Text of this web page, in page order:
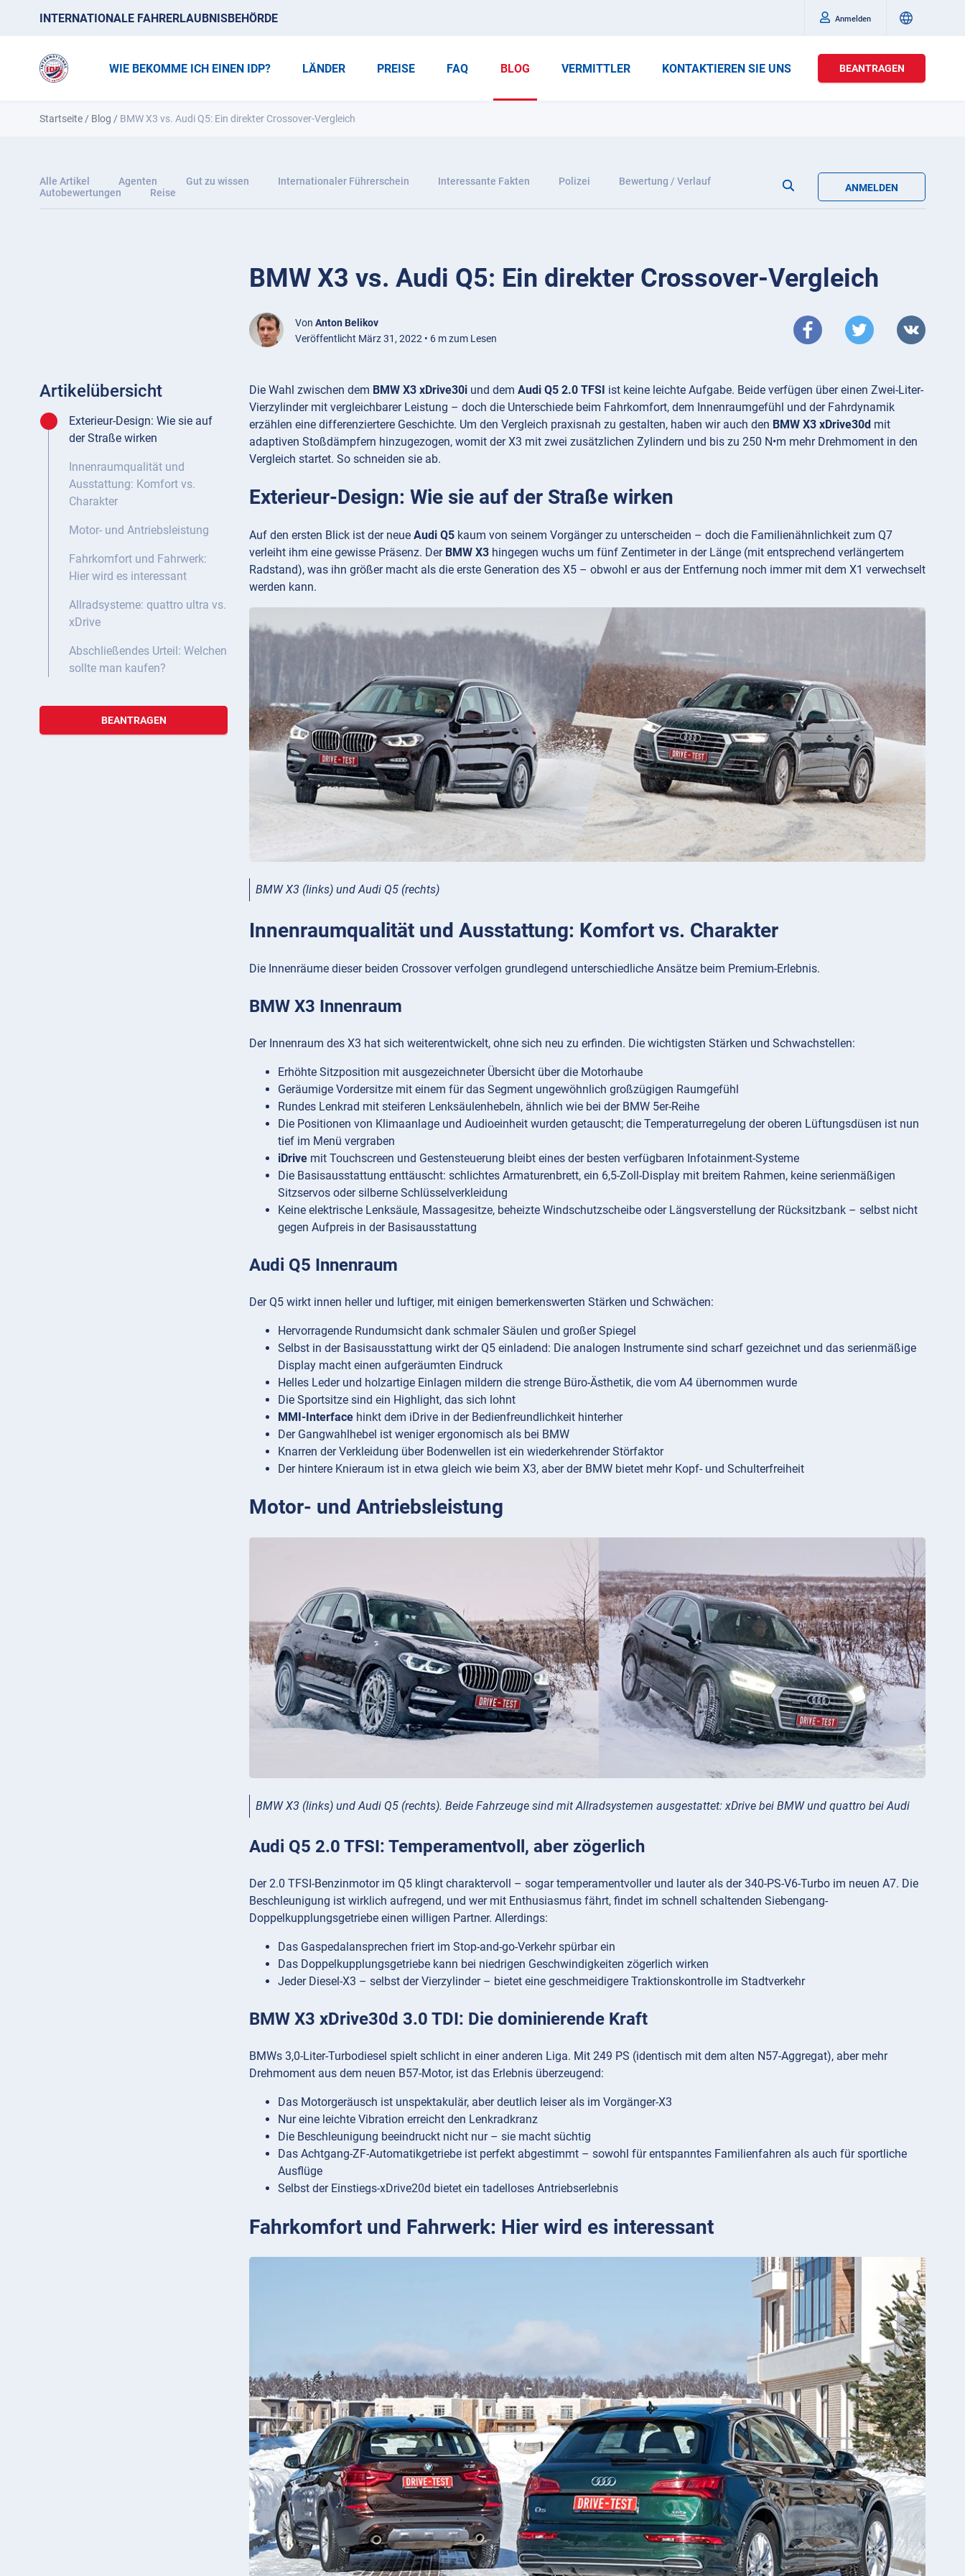
INTERNATIONALE FAHRERLAUBNISBEHÖRDE Anmelden
WIE BEKOMME ICH EINEN IDP? LÄNDER PREISE FAQ BLOG VERMITTLER KONTAKTIEREN SIE UNS BEANTRAGEN
Startseite / Blog / BMW X3 vs. Audi Q5: Ein direkter Crossover-Vergleich
Alle Artikel Agenten Gut zu wissen Internationaler Führerschein Interessante Fakten Polizei
Bewertung / Verlauf
Autobewertungen
Reise ANMELDEN
BMW X3 vs. Audi Q5: Ein direkter Crossover-Vergleich
Von Anton Belikov
Veröffentlicht März 31, 2022 • 6 m zum Lesen
Artikelübersicht
Exterieur-Design: Wie sie auf
der Straße wirken
Innenraumqualität und
Ausstattung: Komfort vs.
Charakter
Motor- und Antriebsleistung
Fahrkomfort und Fahrwerk:
Hier wird es interessant
Allradsysteme: quattro ultra vs.
xDrive
Abschließendes Urteil: Welchen
sollte man kaufen?
BEANTRAGEN
Die Wahl zwischen dem BMW X3 xDrive30i und dem Audi Q5 2.0 TFSI ist keine leichte Aufgabe. Beide verfügen über einen Zwei-Liter-
Vierzylinder mit vergleichbarer Leistung – doch die Unterschiede beim Fahrkomfort, dem Innenraumgefühl und der Fahrdynamik
erzählen eine differenziertere Geschichte. Um den Vergleich praxisnah zu gestalten, haben wir auch den BMW X3 xDrive30d mit
adaptiven Stoßdämpfern hinzugezogen, womit der X3 mit zwei zusätzlichen Zylindern und bis zu 250 N•m mehr Drehmoment in den
Vergleich startet. So schneiden sie ab.
Exterieur-Design: Wie sie auf der Straße wirken
Auf den ersten Blick ist der neue Audi Q5 kaum von seinem Vorgänger zu unterscheiden – doch die Familienähnlichkeit zum Q7
verleiht ihm eine gewisse Präsenz. Der BMW X3 hingegen wuchs um fünf Zentimeter in der Länge (mit entsprechend verlängertem
Radstand), was ihn größer macht als die erste Generation des X5 – obwohl er aus der Entfernung noch immer mit dem X1 verwechselt
werden kann.
BMW X3 (links) und Audi Q5 (rechts)
Innenraumqualität und Ausstattung: Komfort vs. Charakter
Die Innenräume dieser beiden Crossover verfolgen grundlegend unterschiedliche Ansätze beim Premium-Erlebnis.
BMW X3 Innenraum
Der Innenraum des X3 hat sich weiterentwickelt, ohne sich neu zu erfinden. Die wichtigsten Stärken und Schwachstellen:
Erhöhte Sitzposition mit ausgezeichneter Übersicht über die Motorhaube
Geräumige Vordersitze mit einem für das Segment ungewöhnlich großzügigen Raumgefühl
Rundes Lenkrad mit steiferen Lenksäulenhebeln, ähnlich wie bei der BMW 5er-Reihe
Die Positionen von Klimaanlage und Audioeinheit wurden getauscht; die Temperaturregelung der oberen Lüftungsdüsen ist nun
tief im Menü vergraben
iDrive mit Touchscreen und Gestensteuerung bleibt eines der besten verfügbaren Infotainment-Systeme
Die Basisausstattung enttäuscht: schlichtes Armaturenbrett, ein 6,5-Zoll-Display mit breitem Rahmen, keine serienmäßigen
Sitzservos oder silberne Schlüsselverkleidung
Keine elektrische Lenksäule, Massagesitze, beheizte Windschutzscheibe oder Längsverstellung der Rücksitzbank – selbst nicht
gegen Aufpreis in der Basisausstattung
Audi Q5 Innenraum
Der Q5 wirkt innen heller und luftiger, mit einigen bemerkenswerten Stärken und Schwächen:
Hervorragende Rundumsicht dank schmaler Säulen und großer Spiegel
Selbst in der Basisausstattung wirkt der Q5 einladend: Die analogen Instrumente sind scharf gezeichnet und das serienmäßige
Display macht einen aufgeräumten Eindruck
Helles Leder und holzartige Einlagen mildern die strenge Büro-Ästhetik, die vom A4 übernommen wurde
Die Sportsitze sind ein Highlight, das sich lohnt
MMI-Interface hinkt dem iDrive in der Bedienfreundlichkeit hinterher
Der Gangwahlhebel ist weniger ergonomisch als bei BMW
Knarren der Verkleidung über Bodenwellen ist ein wiederkehrender Störfaktor
Der hintere Knieraum ist in etwa gleich wie beim X3, aber der BMW bietet mehr Kopf- und Schulterfreiheit
Motor- und Antriebsleistung
BMW X3 (links) und Audi Q5 (rechts). Beide Fahrzeuge sind mit Allradsystemen ausgestattet: xDrive bei BMW und quattro bei Audi
Audi Q5 2.0 TFSI: Temperamentvoll, aber zögerlich
Der 2.0 TFSI-Benzinmotor im Q5 klingt charaktervoll – sogar temperamentvoller und lauter als der 340-PS-V6-Turbo im neuen A7. Die
Beschleunigung ist wirklich aufregend, und wer mit Enthusiasmus fährt, findet im schnell schaltenden Siebengang-
Doppelkupplungsgetriebe einen willigen Partner. Allerdings:
Das Gaspedalansprechen friert im Stop-and-go-Verkehr spürbar ein
Das Doppelkupplungsgetriebe kann bei niedrigen Geschwindigkeiten zögerlich wirken
Jeder Diesel-X3 – selbst der Vierzylinder – bietet eine geschmeidigere Traktionskontrolle im Stadtverkehr
BMW X3 xDrive30d 3.0 TDI: Die dominierende Kraft
BMWs 3,0-Liter-Turbodiesel spielt schlicht in einer anderen Liga. Mit 249 PS (identisch mit dem alten N57-Aggregat), aber mehr
Drehmoment aus dem neuen B57-Motor, ist das Erlebnis überzeugend:
Das Motorgeräusch ist unspektakulär, aber deutlich leiser als im Vorgänger-X3
Nur eine leichte Vibration erreicht den Lenkradkranz
Die Beschleunigung beeindruckt nicht nur – sie macht süchtig
Das Achtgang-ZF-Automatikgetriebe ist perfekt abgestimmt – sowohl für entspanntes Familienfahren als auch für sportliche
Ausflüge
Selbst der Einstiegs-xDrive20d bietet ein tadelloses Antriebserlebnis
Fahrkomfort und Fahrwerk: Hier wird es interessant